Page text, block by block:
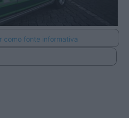
como fonte informativa